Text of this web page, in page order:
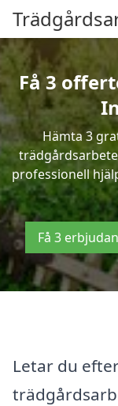
Få 3
Hämta 3
professionell
Få 3
Letar du